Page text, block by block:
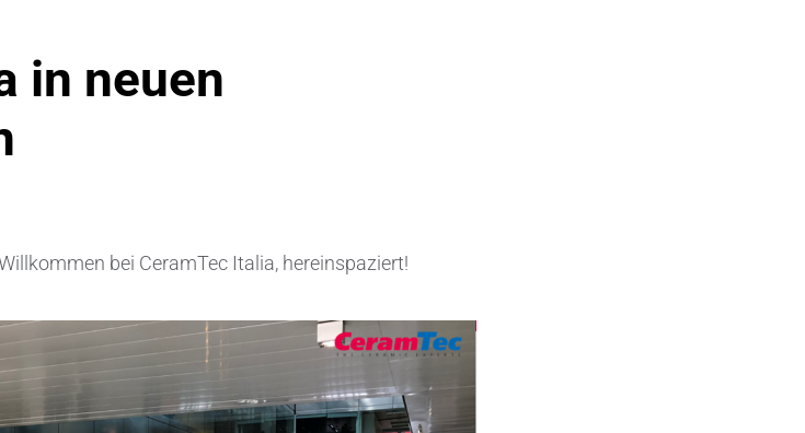
Dicht- & Regelscheiben
Passive Bauelemente
Poröse Produkte
Isoliertechnik &
Temperaturkontrolle
Kondensatoren
in neuen
bei CeramTec Italia, hereinspaziert!